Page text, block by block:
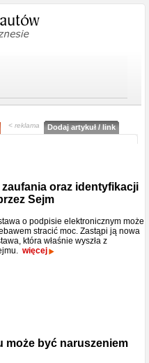
< reklama Dodaj artykuł / link
oraz identyfikacji
Sejm
o podpisie elektronicznym może
stracić moc. Zastąpi ją nowa
która właśnie wyszła z
więcej
może być naruszeniem